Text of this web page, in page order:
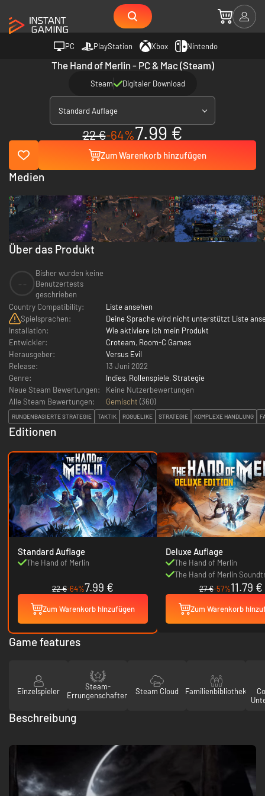
PC PlayStation Xbox Nintendo
The Hand of Merlin - PC & Mac (Steam)
Steam Digitaler Download
Standard Auflage
22 €-64%7.99 €
Zum Warenkorb hinzufügen
Über das Produkt
Bisher wurden keine
Benutzertests
geschrieben
Country Compatibility:
Liste ansehen
Spielsprachen:
Deine Sprache wird nicht unterstützt Liste
Installation:
Wie aktiviere ich mein Produkt
Entwickler:
Croteam, Room-C Games
Herausgeber:
Versus Evil
Release:
13 Juni 2022
Genre:
Indies, Rollenspiele, Strategie
Neue Steam Bewertungen:
Keine Nutzerbewertungen
Alle Steam Bewertungen:
Gemischt (360)
RUNDENBASIERTE STRATEGIE TAKTIK ROGUELIKE STRATEGIE KOMPLEXE HANDLUNG
Editionen
Standard Auflage
The Hand of Merlin
22 €-64%7.99 €
Zum Warenkorb hinzufügen
Deluxe Auflage
The Hand of Merlin
The Hand of Merlin
27 €-57%11.79 €
Zum Warenkorb
Medien
Game features
Einzelspieler
Steam-
Errungenschaften
Steam Cloud Familienbibliothek
Beschreibung